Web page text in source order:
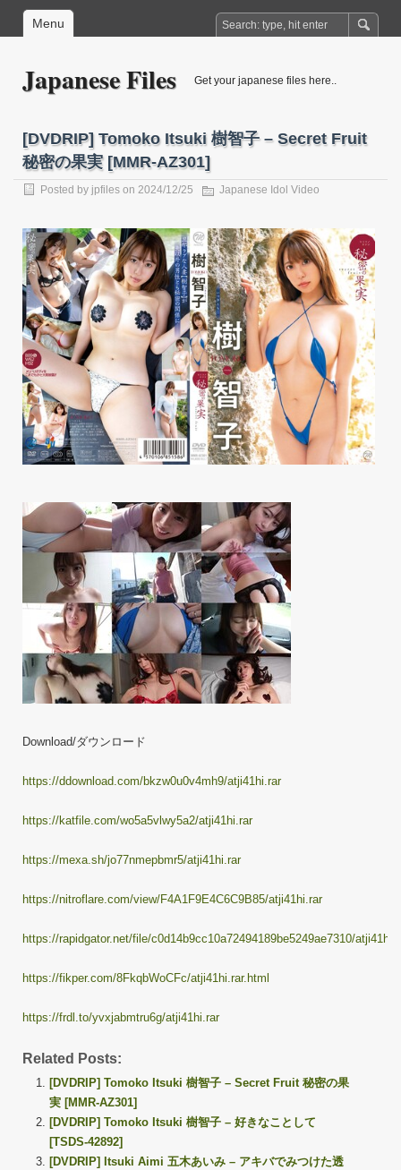
Menu
Japanese Files Get your japanese files here..
[DVDRIP] Tomoko Itsuki 樹智子 – Secret Fruit
秘密の果実 [MMR-AZ301]
Posted by jpfiles on 2024/12/25 Japanese Idol Video
Download/ダウンロード
https://ddownload.com/bkzw0u0v4mh9/atji41hi.rar
https://katfile.com/wo5a5vlwy5a2/atji41hi.rar
https://mexa.sh/jo77nmepbmr5/atji41hi.rar
https://nitroflare.com/view/F4A1F9E4C6C9B85/atji41hi.rar
https://rapidgator.net/file/c0d14b9cc10a72494189be5249ae7310/
https://fikper.com/8FkqbWoCFc/atji41hi.rar.html
https://frdl.to/yvxjabmtru6g/atji41hi.rar
Related Posts:
[DVDRIP] Tomoko Itsuki 樹智子 – Secret Fruit 秘密の果
実 [MMR-AZ301]
[DVDRIP] Tomoko Itsuki 樹智子 – 好きなことして
[TSDS-42892]
[DVDRIP] Itsuki Aimi 五木あいみ – アキバでみつけた透